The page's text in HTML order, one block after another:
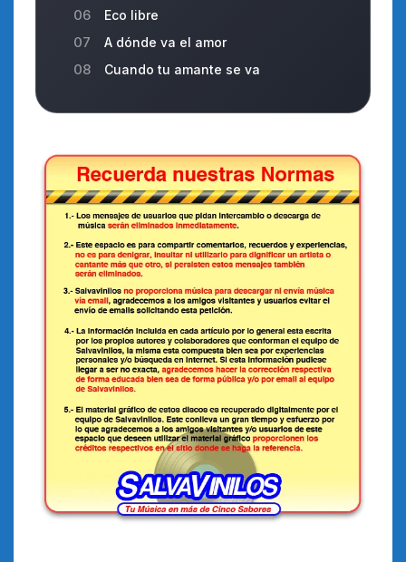
06 Eco libre
07 A dónde va el amor
08 Cuando tu amante se va